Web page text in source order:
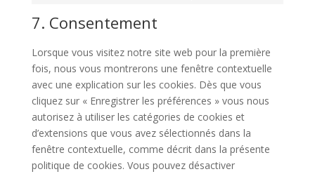
7. Consentement
Lorsque vous visitez notre site web pour la première
fois, nous vous montrerons une fenêtre contextuelle
avec une explication sur les cookies. Dès que vous
cliquez sur « Enregistrer les préférences » vous nous
autorisez à utiliser les catégories de cookies et
d’extensions que vous avez sélectionnés dans la
fenêtre contextuelle, comme décrit dans la présente
politique de cookies. Vous pouvez désactiver